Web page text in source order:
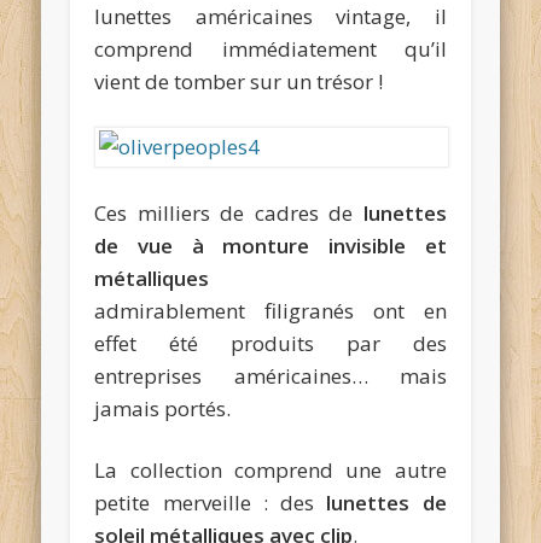
lunettes américaines vintage, il
comprend immédiatement qu’il
vient de tomber sur un trésor !
Ces milliers de cadres de lunettes
de vue à monture invisible et
métalliques
admirablement filigranés ont en
effet été produits par des
entreprises américaines… mais
jamais portés.
La collection comprend une autre
petite merveille : des lunettes de
soleil métalliques avec clip.